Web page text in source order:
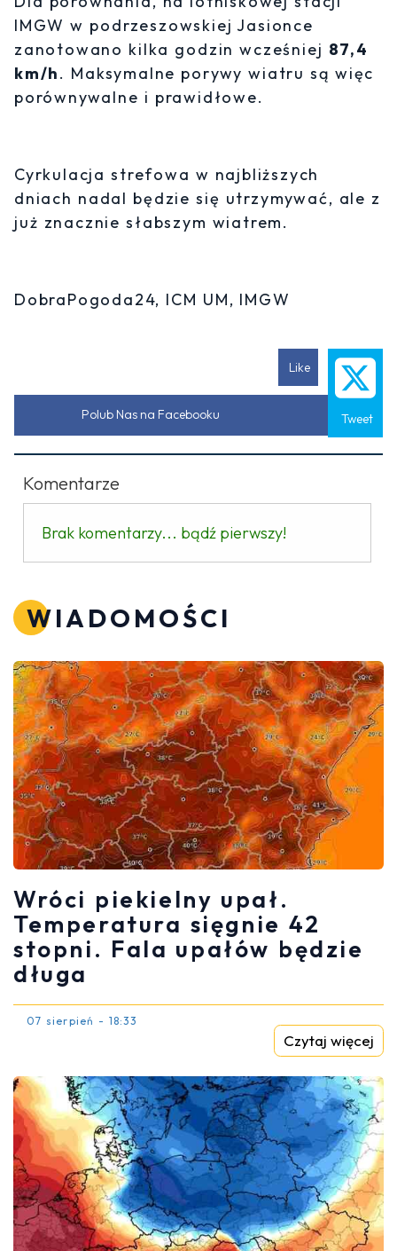
IMGW w podrzeszowskiej Jasionce
zanotowano kilka godzin wcześniej 87,4
km/h. Maksymalne porywy wiatru są więc
porównywalne i prawidłowe.
Cyrkulacja strefowa w najbliższych
dniach nadal będzie się utrzymywać, ale z
już znacznie słabszym wiatrem.
DobraPogoda24, ICM UM, IMGW
Like
Tweet
Polub Nas na Facebooku
Komentarze
Brak komentarzy... bądź pierwszy!
WIADOMOŚCI
Wróci piekielny upał.
Temperatura sięgnie 42
stopni. Fala upałów będzie
długa
07 sierpień - 18:33
Czytaj więcej